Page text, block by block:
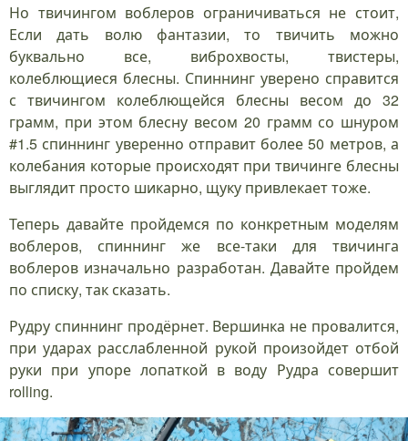
Но твичингом воблеров ограничиваться не стоит,
Если дать волю фантазии, то твичить можно
буквально все, виброхвосты, твистеры,
колеблющиеся блесны. Спиннинг уверено справится
с твичингом колеблющейся блесны весом до 32
грамм, при этом блесну весом 20 грамм со шнуром
#1.5 спиннинг уверенно отправит более 50 метров, а
колебания которые происходят при твичинге блесны
выглядит просто шикарно, щуку привлекает тоже.
Теперь давайте пройдемся по конкретным моделям
воблеров, спиннинг же все-таки для твичинга
воблеров изначально разработан. Давайте пройдем
по списку, так сказать.
Рудру спиннинг продёрнет. Вершинка не провалится,
при ударах расслабленной рукой произойдет отбой
руки при упоре лопаткой в воду Рудра совершит
rolling.